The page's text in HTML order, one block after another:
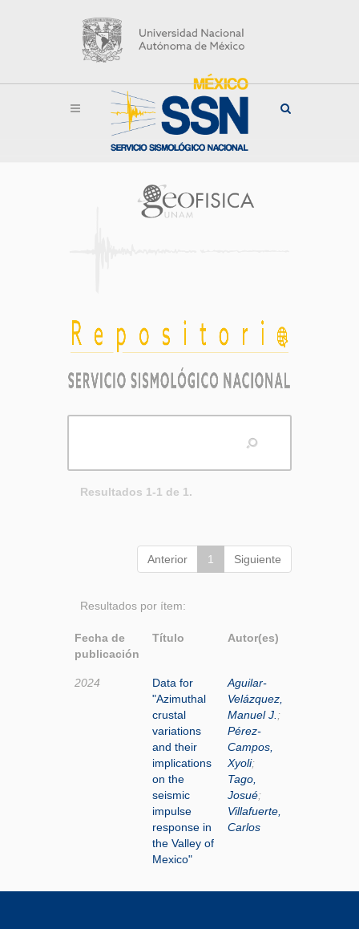
Resultados 1-1 de 1.
Anterior 1 Siguiente
Resultados por ítem:
Fecha de
publicación
Título Autor(es)
2024
Data for
"Azimuthal
crustal
variations
and their
implications
on the
seismic
impulse
response in
the Valley of
Mexico"
Aguilar-
Velázquez,
Manuel J. ;
Pérez-
Campos,
Xyoli;
Tago,
Josué;
Villafuerte,
Carlos